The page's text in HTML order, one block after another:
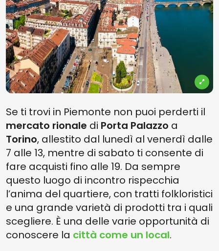
Se ti trovi in Piemonte non puoi perderti il
mercato rionale di Porta Palazzo a
Torino, allestito dal lunedì al venerdì dalle
7 alle 13, mentre di sabato ti consente di
fare acquisti fino alle 19. Da sempre
questo luogo di incontro rispecchia
l’anima del quartiere, con tratti folkloristici
e una grande varietà di prodotti tra i quali
scegliere. È una delle varie opportunità di
conoscere la città come un local.